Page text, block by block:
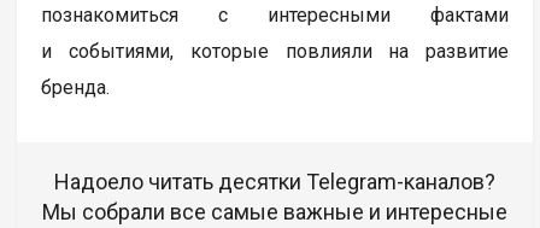
познакомиться с интересными фактами
и событиями, которые повлияли на развитие
бренда.
Надоело читать десятки Telegram-каналов?
Мы собрали все самые важные и интересные